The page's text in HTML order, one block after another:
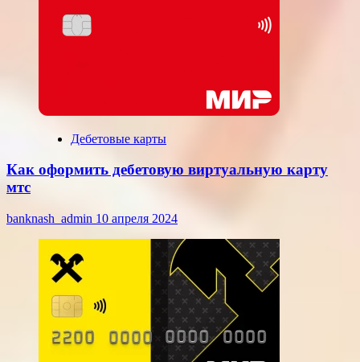
Дебетовые карты
Как оформить дебетовую виртуальную карту
мтс
banknash_admin 10 апреля 2024